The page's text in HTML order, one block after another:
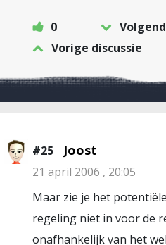
0
Vorige discussie
#25 Joost
21 april 2006 , 20:05
Maar zie je het
regeling niet in voor de
onafhankelijk van het